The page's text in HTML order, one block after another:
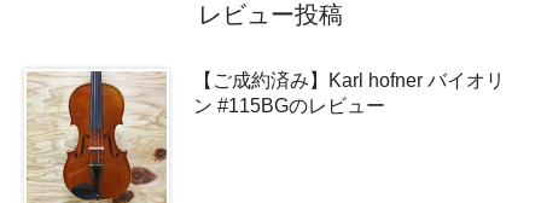
レビュー投稿
【ご成約済み】Karl hofner バイオリ
ン #115BGのレビュー